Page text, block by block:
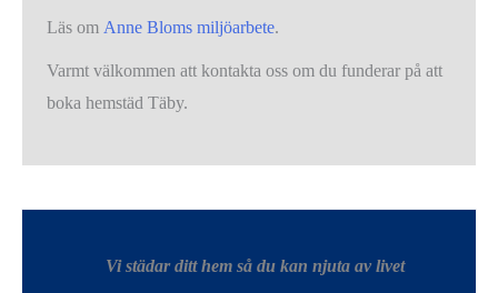
Läs om Anne Bloms miljöarbete.
Varmt välkommen att kontakta oss om du funderar på att
boka hemstäd Täby.
Vi städar ditt hem så du kan njuta av livet